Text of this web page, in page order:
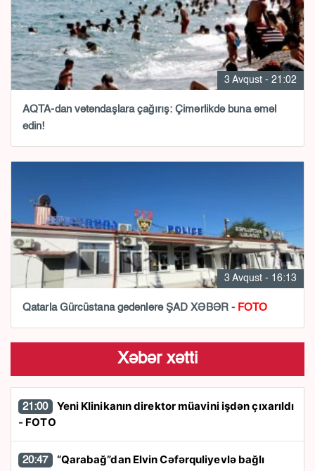
3 Avqust - 21:02
AQTA-dan vətəndaşlara çağırış: Çimərlikdə buna əməl
edin!
3 Avqust - 16:13
Qatarla Gürcüstana gedənlərə ŞAD XƏBƏR - FOTO
Xəbər xətti
21:00
- FOTO
20:47